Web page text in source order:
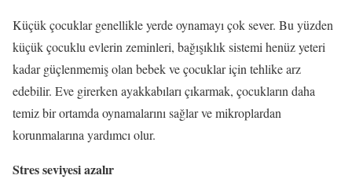
Küçük çocuklar genellikle yerde oynamayı çok sever. Bu yüzden
küçük çocuklu evlerin zeminleri, bağışıklık sistemi henüz yeteri
kadar güçlenmemiş olan bebek ve çocuklar için tehlike arz
edebilir. Eve girerken ayakkabıları çıkarmak, çocukların daha
temiz bir ortamda oynamalarını sağlar ve mikroplardan
korunmalarına yardımcı olur.
Stres seviyesi azalır